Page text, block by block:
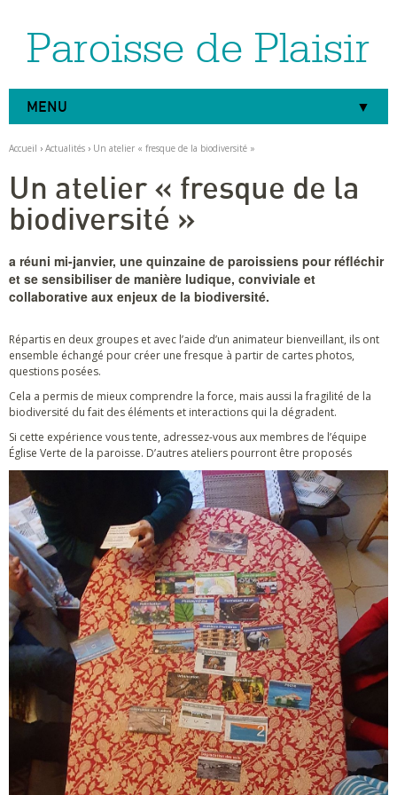
Outils
personnels
Paroisse de Plaisir
MENU
Accueil › Actualités › Un atelier « fresque de la biodiversité »
Un atelier « fresque de la
biodiversité »
a réuni mi-janvier, une quinzaine de paroissiens pour réfléchir
et se sensibiliser de manière ludique, conviviale et
collaborative aux enjeux de la biodiversité.
Répartis en deux groupes et avec l’aide d’un animateur bienveillant, ils ont
ensemble échangé pour créer une fresque à partir de cartes photos,
questions posées.
Cela a permis de mieux comprendre la force, mais aussi la fragilité de la
biodiversité du fait des éléments et interactions qui la dégradent.
Si cette expérience vous tente, adressez-vous aux membres de l’équipe
Église Verte de la paroisse. D’autres ateliers pourront être proposés